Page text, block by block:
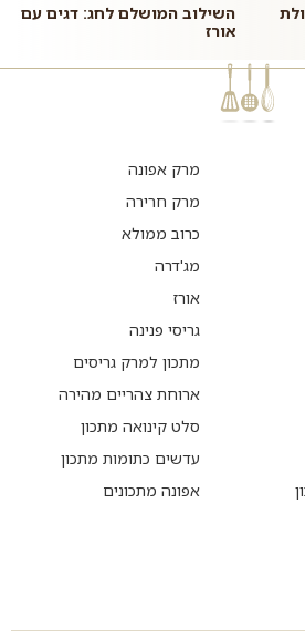
השילוב המושלם לחג: דגים עם
אורז
מרק אפונה
מרק חרירה
כרוב ממולא
מג'דרה
אורז
גריסי פנינה
מתכון למרק גריסים
ארוחת צהריים מהירה
סלט קינואה מתכון
עדשים כתומות מתכון
אפונה מתכונים